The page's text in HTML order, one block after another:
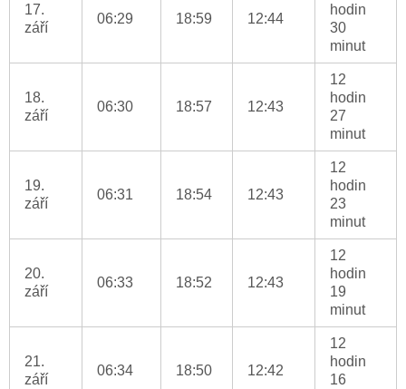
17.
září
06:29 18:59 12:44
hodin
30
minut
18.
září
06:30 18:57 12:43
12
hodin
27
minut
19.
září
06:31 18:54 12:43
12
hodin
23
minut
20.
září
06:33 18:52 12:43
12
hodin
19
minut
21.
září
06:34 18:50 12:42
12
hodin
16